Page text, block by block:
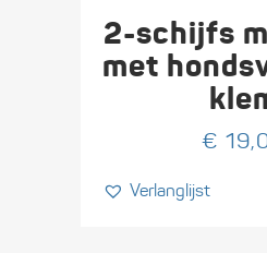
2-schijfs
met
€
Verlanglijst